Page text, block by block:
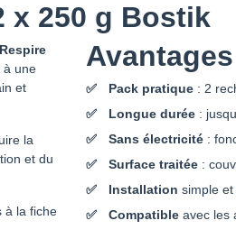
x 250 g Bostik
Respire
à une
et
la
et du
à la fiche
Pack pratique : 2
Longue durée :
Sans électricité :
Surface traitée :
Installation simple
Compatible avec les